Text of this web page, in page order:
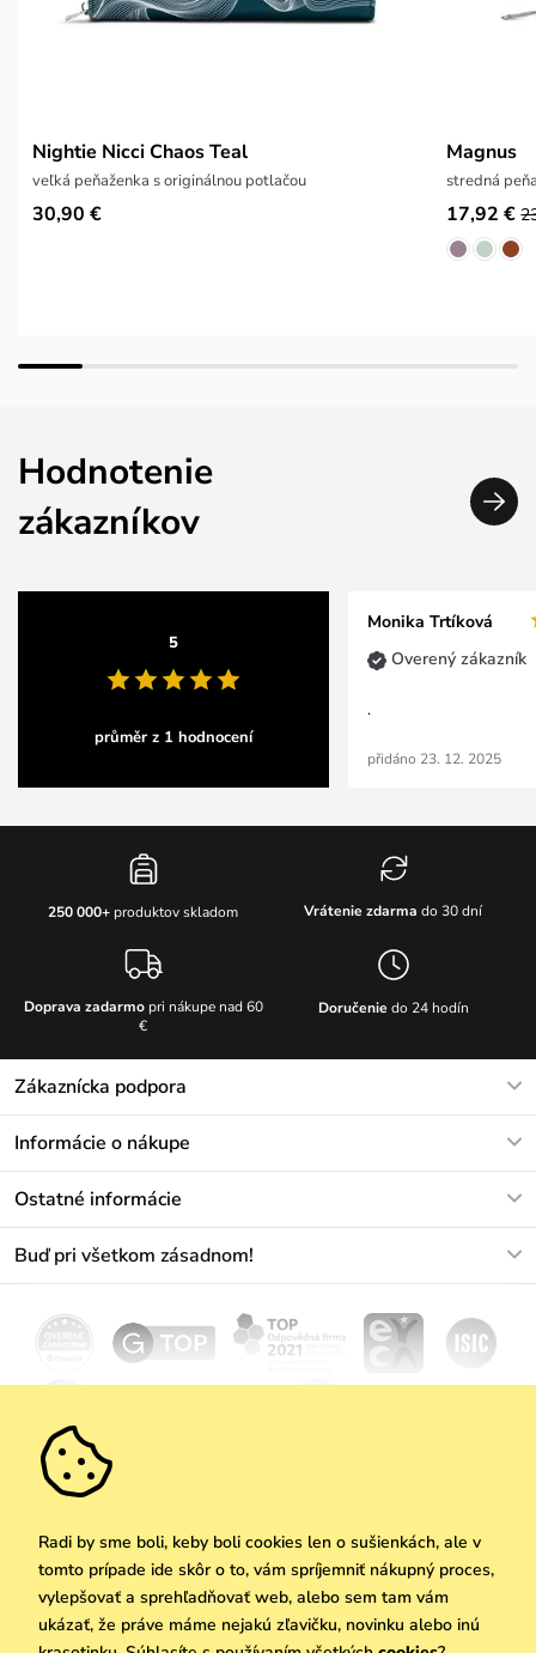
Nightie Nicci Chaos Teal
veľká peňaženka s originálnou potlačou
30,90 €
Magnus
stredná
17,92 €
Hodnotenie
zákazníkov
5
průměr z 1 hodnocení
Monika Trtíková
Overený zákazník
.
přidáno 23. 12. 2025
250 000+ produktov skladom Vrátenie zdarma do 30 dní
Doprava zadarmopri nákupe nad 60
€
Doručenie do 24 hodín
Zákaznícka podpora
info@vuch.sk
Informácie o nákupe
Materiály a údržba
Vrátenie a reklamácia
Ostatné informácie
Darčekové poukazy
We Care
Vuchlook
Predajne
Buď pri všetkom zásadnom!
Odoberať
Copyright © 2026 Vuch s.r.o. Všetky práva vyhradené. Technicky zabezpečuje
Radi by sme boli, keby boli cookies len o sušienkách, ale v
tomto prípade ide skôr o to, vám spríjemniť nákupný proces,
vylepšovať a sprehľadňovať web, alebo sem tam vám
ukázať, že práve máme nejakú zľavičku, novinku alebo inú